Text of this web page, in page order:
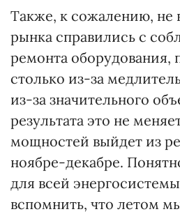
Также, к сожалению, не
рынка справились с
ремонта оборудования,
столько из-за
из-за значительного
результата это не
мощностей выйдет из
ноябре-декабре.
для всей
вспомнить, что летом